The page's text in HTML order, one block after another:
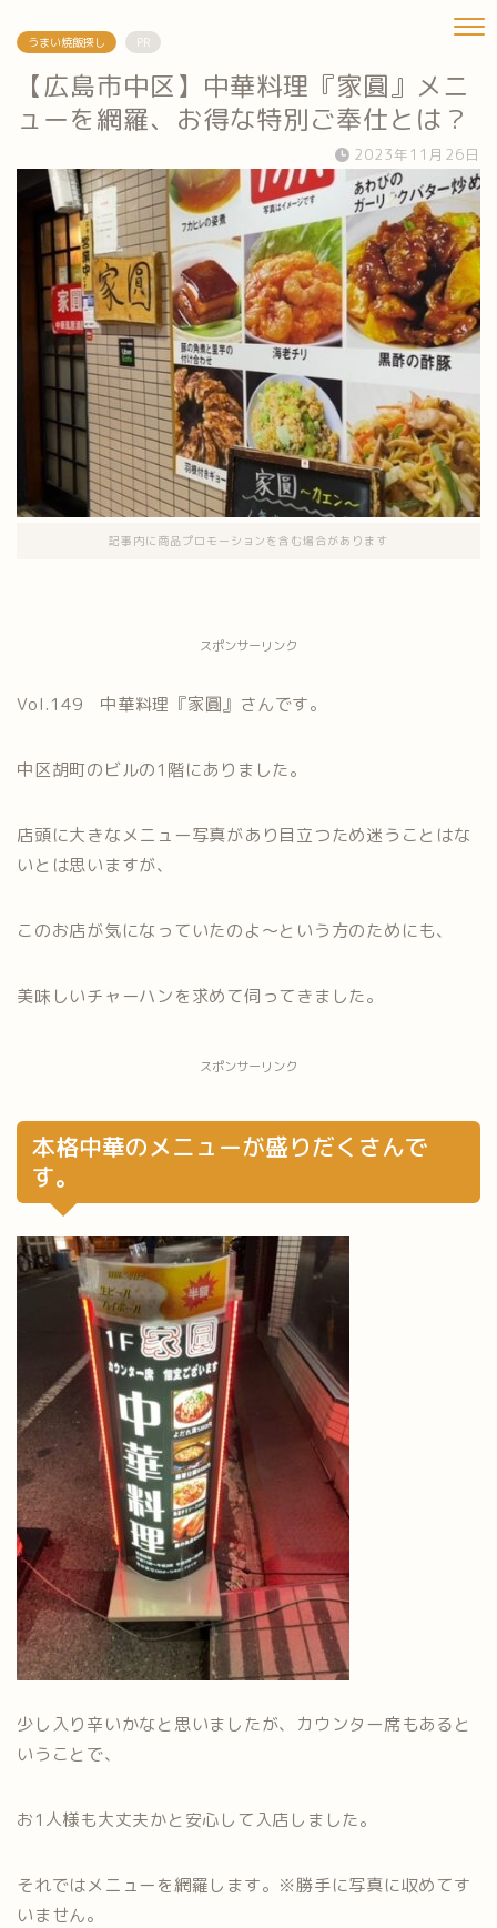
うまい焼飯探し PR
【広島市中区】中華料理『家圓』メニ
ューを網羅、お得な特別ご奉仕とは？
2023年11月26日
記事内に商品プロモーションを含む場合があります
スポンサーリンク
Vol.149 中華料理『家圓』さんです。
中区胡町のビルの1階にありました。
店頭に大きなメニュー写真があり目立つため迷うことはな
いとは思いますが、
このお店が気になっていたのよ～という方のためにも、
美味しいチャーハンを求めて伺ってきました。
スポンサーリンク
本格中華のメニューが盛りだくさんで
す。
少し入り辛いかなと思いましたが、カウンター席もあると
いうことで、
お1人様も大丈夫かと安心して入店しました。
それではメニューを網羅します。※勝手に写真に収めてす
いません。